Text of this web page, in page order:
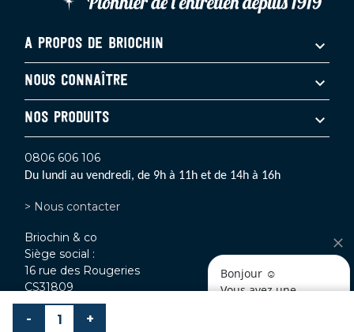
- +
A PROPOS DE BRIOCHIN
NOUS CONNAÎTRE
NOS PRODUITS
0806 606 106
Du lundi au vendredi, de 9h à 11h et de 14h à 16h
> Nous contacter
Briochin & co
Siège social :
16 rue des Rougeries
CS31809
35400 Saint-Malo
Bonjour ☺️
Vous avez une